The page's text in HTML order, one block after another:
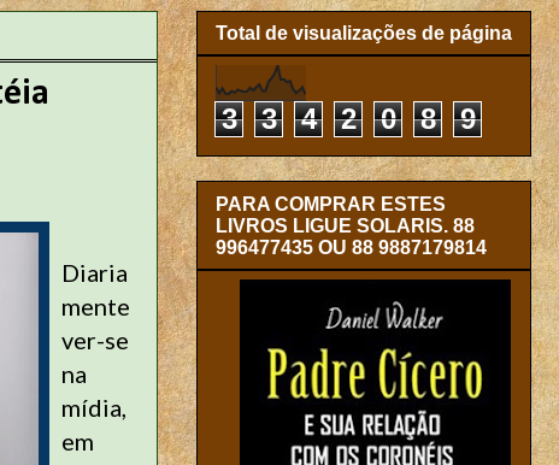
Diaria
mente
ver-se
na
mídia,
em
Total de visualizações de página
3 3 4 2 0 8 9
PARA COMPRAR ESTES
LIVROS LIGUE SOLARIS. 88
996477435 OU 88 9887179814